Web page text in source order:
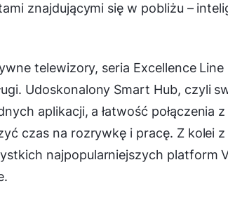
znajdującymi się w pobliżu –
telewizory, seria Excellence Line
Udoskonalony Smart Hub, czyli
aplikacji, a łatwość połączenia
czas na rozrywkę i pracę. Z kolei
najpopularniejszych platform